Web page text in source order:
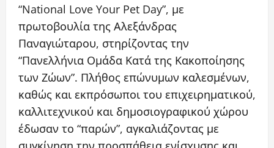
“National Love Your Pet Day”, με
πρωτοβουλία της Αλεξάνδρας
Παναγιώταρου, στηρίζοντας την
“Πανελλήνια Ομάδα Κατά της Κακοποίησης
των Ζώων”. Πλήθος επώνυμων καλεσμένων,
καθώς και εκπρόσωποι του επιχειρηματικού,
καλλιτεχνικού και δημοσιογραφικού χώρου
έδωσαν το “παρών”, αγκαλιάζοντας με